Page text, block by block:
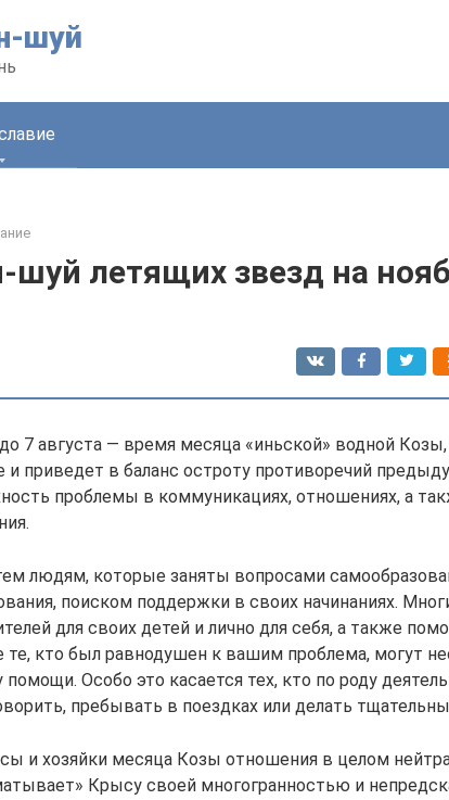
шуй
шуй летящих звезд на
7 августа — время месяца «иньской» водной
приведет в баланс остроту противоречий
проблемы в коммуникациях, отношениях, а
людям, которые заняты вопросами
поиском поддержки в своих начинаниях.
для своих детей и лично для себя, а также
те, кто был равнодушен к вашим проблема, могут
помощи. Особо это касается тех, кто по роду
пребывать в поездках или делать
и хозяйки месяца Козы отношения в целом
Крысу своей многогранностью и